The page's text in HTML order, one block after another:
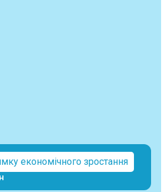
економічного зростання